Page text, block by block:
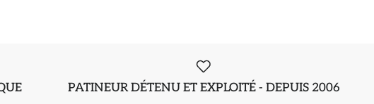
PATINEUR DÉTENU ET EXPLOITÉ - DEPUIS 2006